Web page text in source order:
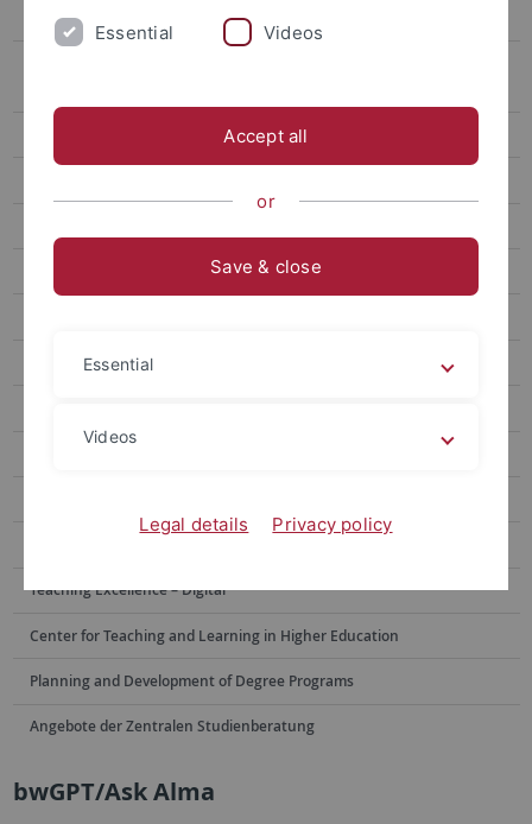
Guideline of the University of Tübingen
KI erfolgreich in der Lehre einsetzen
Workshops und Selbstlernangebote
KI Grundlagenschulung
Teaching Excellence – Digital
Center for Teaching and Learning in Higher Education
Planning and Development of Degree Programs
Angebote der Zentralen Studienberatung
bwGPT/Ask Alma
Essential Videos
Accept all
or
Save & close
Essential
Videos
Legal details Privacy policy